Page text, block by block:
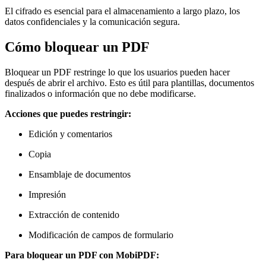
El cifrado es esencial para el almacenamiento a largo plazo, los
datos confidenciales y la comunicación segura.
Cómo bloquear un PDF
Bloquear un PDF restringe lo que los usuarios pueden hacer
después de abrir el archivo. Esto es útil para plantillas, documentos
finalizados o información que no debe modificarse.
Acciones que puedes restringir:
Edición y comentarios
Copia
Ensamblaje de documentos
Impresión
Extracción de contenido
Modificación de campos de formulario
Para bloquear un PDF con MobiPDF: